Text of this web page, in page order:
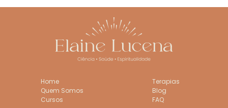
Home
Quem Somos
Cursos
Terapias
Blog
FAQ